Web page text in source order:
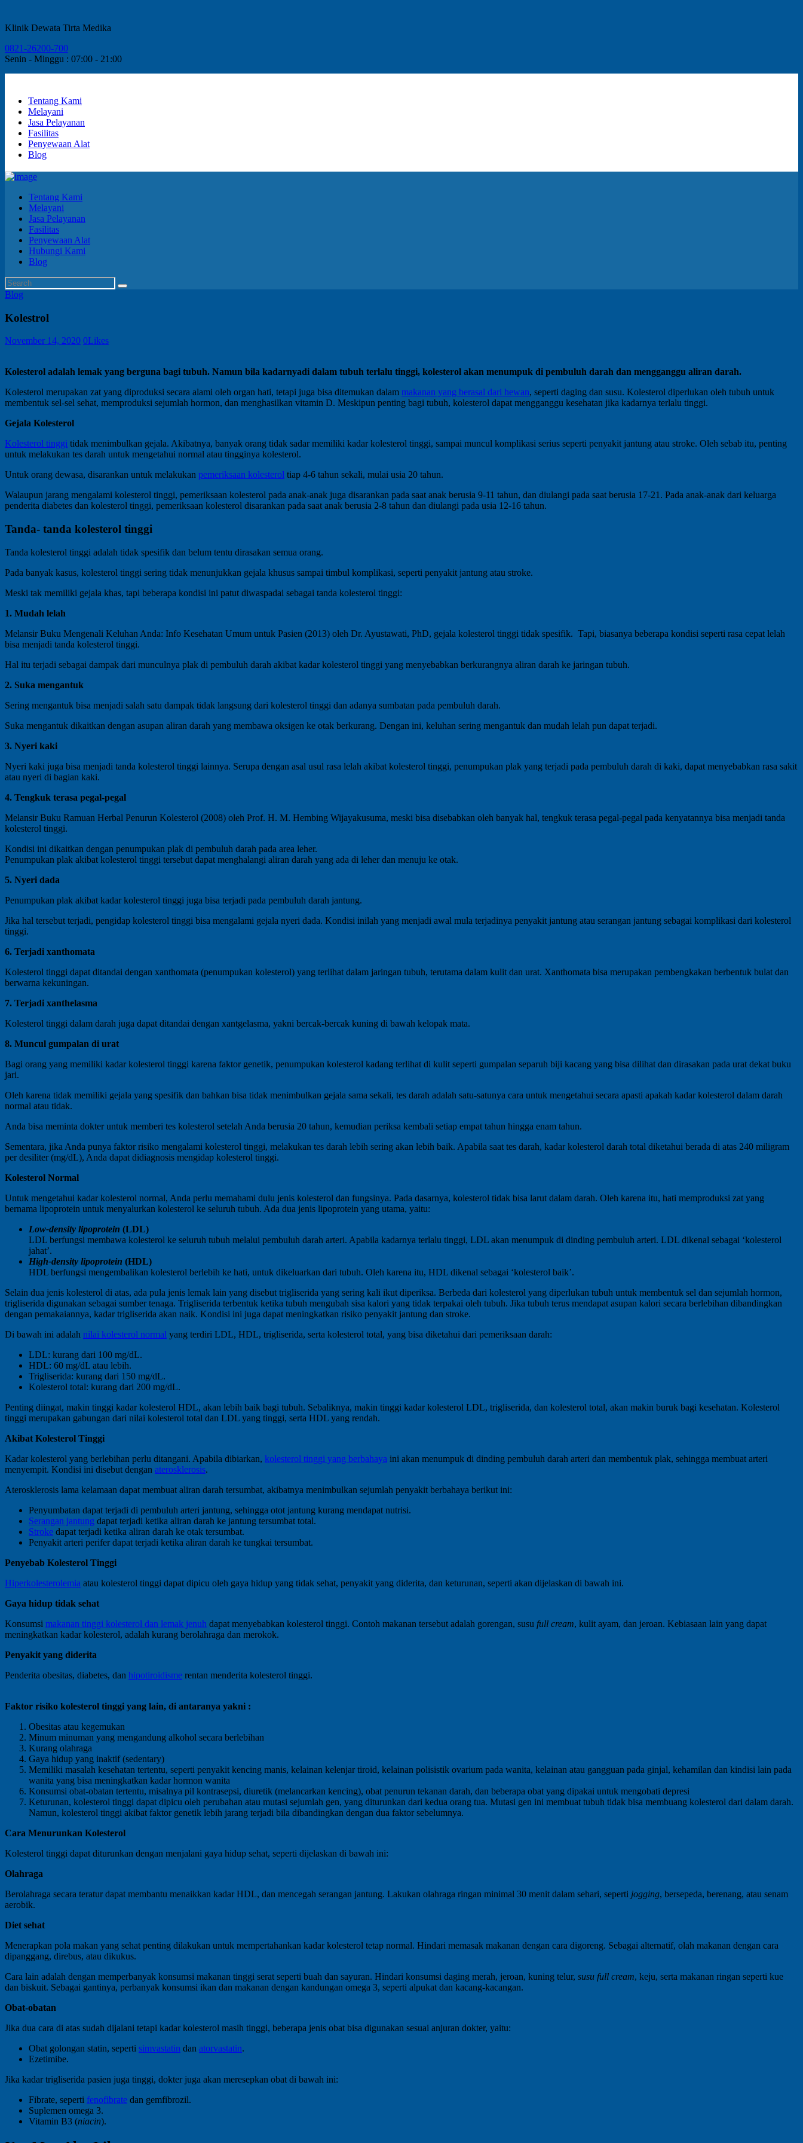
Klinik Dewata Tirta Medika
0821-26200-700
Senin - Minggu : 07:00 - 21:00
Tentang Kami
Melayani
Jasa Pelayanan
Fasilitas
Penyewaan Alat
Blog
Tentang Kami
Melayani
Jasa Pelayanan
Fasilitas
Penyewaan Alat
Hubungi Kami
Blog
Blog
Kolestrol
November 14, 2020 0Likes
Kolesterol adalah lemak yang berguna bagi tubuh. Namun bila kadarnyadi dalam tubuh terlalu tinggi, kolesterol akan menumpuk di pembuluh darah dan mengganggu aliran darah.
Kolesterol merupakan zat yang diproduksi secara alami oleh organ hati, tetapi juga bisa ditemukan dalam makanan yang berasal dari hewan, seperti daging dan susu. Kolesterol diperlukan oleh tubuh untuk
membentuk sel-sel sehat, memproduksi sejumlah hormon, dan menghasilkan vitamin D. Meskipun penting bagi tubuh, kolesterol dapat mengganggu kesehatan jika kadarnya terlalu tinggi.
Gejala Kolesterol
Kolesterol tinggi tidak menimbulkan gejala. Akibatnya, banyak orang tidak sadar memiliki kadar kolesterol tinggi, sampai muncul komplikasi serius seperti penyakit jantung atau stroke. Oleh sebab itu, penting
untuk melakukan tes darah untuk mengetahui normal atau tingginya kolesterol.
Untuk orang dewasa, disarankan untuk melakukan pemeriksaan kolesterol tiap 4-6 tahun sekali, mulai usia 20 tahun.
Walaupun jarang mengalami kolesterol tinggi, pemeriksaan kolesterol pada anak-anak juga disarankan pada saat anak berusia 9-11 tahun, dan diulangi pada saat berusia 17-21. Pada anak-anak dari keluarga
penderita diabetes dan kolesterol tinggi, pemeriksaan kolesterol disarankan pada saat anak berusia 2-8 tahun dan diulangi pada usia 12-16 tahun.
Tanda- tanda kolesterol tinggi
Tanda kolesterol tinggi adalah tidak spesifik dan belum tentu dirasakan semua orang.
Pada banyak kasus, kolesterol tinggi sering tidak menunjukkan gejala khusus sampai timbul komplikasi, seperti penyakit jantung atau stroke.
Meski tak memiliki gejala khas, tapi beberapa kondisi ini patut diwaspadai sebagai tanda kolesterol tinggi:
1. Mudah lelah
Melansir Buku Mengenali Keluhan Anda: Info Kesehatan Umum untuk Pasien (2013) oleh Dr. Ayustawati, PhD, gejala kolesterol tinggi tidak spesifik. Tapi, biasanya beberapa kondisi seperti rasa cepat lelah
bisa menjadi tanda kolesterol tinggi.
Hal itu terjadi sebagai dampak dari munculnya plak di pembuluh darah akibat kadar kolesterol tinggi yang menyebabkan berkurangnya aliran darah ke jaringan tubuh.
2. Suka mengantuk
Sering mengantuk bisa menjadi salah satu dampak tidak langsung dari kolesterol tinggi dan adanya sumbatan pada pembuluh darah.
Suka mengantuk dikaitkan dengan asupan aliran darah yang membawa oksigen ke otak berkurang. Dengan ini, keluhan sering mengantuk dan mudah lelah pun dapat terjadi.
3. Nyeri kaki
Nyeri kaki juga bisa menjadi tanda kolesterol tinggi lainnya. Serupa dengan asal usul rasa lelah akibat kolesterol tinggi, penumpukan plak yang terjadi pada pembuluh darah di kaki, dapat menyebabkan rasa sakit
atau nyeri di bagian kaki.
4. Tengkuk terasa pegal-pegal
Melansir Buku Ramuan Herbal Penurun Kolesterol (2008) oleh Prof. H. M. Hembing Wijayakusuma, meski bisa disebabkan oleh banyak hal, tengkuk terasa pegal-pegal pada kenyatannya bisa menjadi tanda
kolesterol tinggi.
Kondisi ini dikaitkan dengan penumpukan plak di pembuluh darah pada area leher.
Penumpukan plak akibat kolesterol tinggi tersebut dapat menghalangi aliran darah yang ada di leher dan menuju ke otak.
5. Nyeri dada
Penumpukan plak akibat kadar kolesterol tinggi juga bisa terjadi pada pembuluh darah jantung.
Jika hal tersebut terjadi, pengidap kolesterol tinggi bisa mengalami gejala nyeri dada. Kondisi inilah yang menjadi awal mula terjadinya penyakit jantung atau serangan jantung sebagai komplikasi dari kolesterol
tinggi.
6. Terjadi xanthomata
Kolesterol tinggi dapat ditandai dengan xanthomata (penumpukan kolesterol) yang terlihat dalam jaringan tubuh, terutama dalam kulit dan urat. Xanthomata bisa merupakan pembengkakan berbentuk bulat dan
berwarna kekuningan.
7. Terjadi xanthelasma
Kolesterol tinggi dalam darah juga dapat ditandai dengan xantgelasma, yakni bercak-bercak kuning di bawah kelopak mata.
8. Muncul gumpalan di urat
Bagi orang yang memiliki kadar kolesterol tinggi karena faktor genetik, penumpukan kolesterol kadang terlihat di kulit seperti gumpalan separuh biji kacang yang bisa dilihat dan dirasakan pada urat dekat buku
jari.
Oleh karena tidak memiliki gejala yang spesifik dan bahkan bisa tidak menimbulkan gejala sama sekali, tes darah adalah satu-satunya cara untuk mengetahui secara apasti apakah kadar kolesterol dalam darah
normal atau tidak.
Anda bisa meminta dokter untuk memberi tes kolesterol setelah Anda berusia 20 tahun, kemudian periksa kembali setiap empat tahun hingga enam tahun.
Sementara, jika Anda punya faktor risiko mengalami kolesterol tinggi, melakukan tes darah lebih sering akan lebih baik. Apabila saat tes darah, kadar kolesterol darah total diketahui berada di atas 240 miligram
per desiliter (mg/dL), Anda dapat didiagnosis mengidap kolesterol tinggi.
Kolesterol Normal
Untuk mengetahui kadar kolesterol normal, Anda perlu memahami dulu jenis kolesterol dan fungsinya. Pada dasarnya, kolesterol tidak bisa larut dalam darah. Oleh karena itu, hati memproduksi zat yang
bernama lipoprotein untuk menyalurkan kolesterol ke seluruh tubuh. Ada dua jenis lipoprotein yang utama, yaitu:
Low-density lipoprotein (LDL)
LDL berfungsi membawa kolesterol ke seluruh tubuh melalui pembuluh darah arteri. Apabila kadarnya terlalu tinggi, LDL akan menumpuk di dinding pembuluh arteri. LDL dikenal sebagai ‘kolesterol
jahat’.
High-density lipoprotein (HDL)
HDL berfungsi mengembalikan kolesterol berlebih ke hati, untuk dikeluarkan dari tubuh. Oleh karena itu, HDL dikenal sebagai ‘kolesterol baik’.
Selain dua jenis kolesterol di atas, ada pula jenis lemak lain yang disebut trigliserida yang sering kali ikut diperiksa. Berbeda dari kolesterol yang diperlukan tubuh untuk membentuk sel dan sejumlah hormon,
trigliserida digunakan sebagai sumber tenaga. Trigliserida terbentuk ketika tubuh mengubah sisa kalori yang tidak terpakai oleh tubuh. Jika tubuh terus mendapat asupan kalori secara berlebihan dibandingkan
dengan pemakaiannya, kadar trigliserida akan naik. Kondisi ini juga dapat meningkatkan risiko penyakit jantung dan stroke.
Di bawah ini adalah nilai kolesterol normal yang terdiri LDL, HDL, trigliserida, serta kolesterol total, yang bisa diketahui dari pemeriksaan darah:
LDL: kurang dari 100 mg/dL.
HDL: 60 mg/dL atau lebih.
Trigliserida: kurang dari 150 mg/dL.
Kolesterol total: kurang dari 200 mg/dL.
Penting diingat, makin tinggi kadar kolesterol HDL, akan lebih baik bagi tubuh. Sebaliknya, makin tinggi kadar kolesterol LDL, trigliserida, dan kolesterol total, akan makin buruk bagi kesehatan. Kolesterol
tinggi merupakan gabungan dari nilai kolesterol total dan LDL yang tinggi, serta HDL yang rendah.
Akibat Kolesterol Tinggi
Kadar kolesterol yang berlebihan perlu ditangani. Apabila dibiarkan, kolesterol tinggi yang berbahaya ini akan menumpuk di dinding pembuluh darah arteri dan membentuk plak, sehingga membuat arteri
menyempit. Kondisi ini disebut dengan aterosklerosis.
Aterosklerosis lama kelamaan dapat membuat aliran darah tersumbat, akibatnya menimbulkan sejumlah penyakit berbahaya berikut ini:
Penyumbatan dapat terjadi di pembuluh arteri jantung, sehingga otot jantung kurang mendapat nutrisi.
Serangan jantung dapat terjadi ketika aliran darah ke jantung tersumbat total.
Stroke dapat terjadi ketika aliran darah ke otak tersumbat.
Penyakit arteri perifer dapat terjadi ketika aliran darah ke tungkai tersumbat.
Penyebab Kolesterol Tinggi
Hiperkolesterolemia atau kolesterol tinggi dapat dipicu oleh gaya hidup yang tidak sehat, penyakit yang diderita, dan keturunan, seperti akan dijelaskan di bawah ini.
Gaya hidup tidak sehat
Konsumsi makanan tinggi kolesterol dan lemak jenuh dapat menyebabkan kolesterol tinggi. Contoh makanan tersebut adalah gorengan, susu full cream, kulit ayam, dan jeroan. Kebiasaan lain yang dapat
meningkatkan kadar kolesterol, adalah kurang berolahraga dan merokok.
Penyakit yang diderita
Penderita obesitas, diabetes, dan hipotiroidisme rentan menderita kolesterol tinggi.
Faktor risiko kolesterol tinggi yang lain, di antaranya yakni :
Obesitas atau kegemukan
Minum minuman yang mengandung alkohol secara berlebihan
Kurang olahraga
Gaya hidup yang inaktif (sedentary)
Memiliki masalah kesehatan tertentu, seperti penyakit kencing manis, kelainan kelenjar tiroid, kelainan polisistik ovarium pada wanita, kelainan atau gangguan pada ginjal, kehamilan dan kindisi lain pada
wanita yang bisa meningkatkan kadar hormon wanita
Konsumsi obat-obatan tertentu, misalnya pil kontrasepsi, diuretik (melancarkan kencing), obat penurun tekanan darah, dan beberapa obat yang dipakai untuk mengobati depresi
Keturunan, kolesterol tinggi dapat dipicu oleh perubahan atau mutasi sejumlah gen, yang diturunkan dari kedua orang tua. Mutasi gen ini membuat tubuh tidak bisa membuang kolesterol dari dalam darah.
Namun, kolesterol tinggi akibat faktor genetik lebih jarang terjadi bila dibandingkan dengan dua faktor sebelumnya.
Cara Menurunkan Kolesterol
Kolesterol tinggi dapat diturunkan dengan menjalani gaya hidup sehat, seperti dijelaskan di bawah ini:
Olahraga
Berolahraga secara teratur dapat membantu menaikkan kadar HDL, dan mencegah serangan jantung. Lakukan olahraga ringan minimal 30 menit dalam sehari, seperti jogging, bersepeda, berenang, atau senam
aerobik.
Diet sehat
Menerapkan pola makan yang sehat penting dilakukan untuk mempertahankan kadar kolesterol tetap normal. Hindari memasak makanan dengan cara digoreng. Sebagai alternatif, olah makanan dengan cara
dipanggang, direbus, atau dikukus.
Cara lain adalah dengan memperbanyak konsumsi makanan tinggi serat seperti buah dan sayuran. Hindari konsumsi daging merah, jeroan, kuning telur, susu full cream, keju, serta makanan ringan seperti kue
dan biskuit. Sebagai gantinya, perbanyak konsumsi ikan dan makanan dengan kandungan omega 3, seperti alpukat dan kacang-kacangan.
Obat-obatan
Jika dua cara di atas sudah dijalani tetapi kadar kolesterol masih tinggi, beberapa jenis obat bisa digunakan sesuai anjuran dokter, yaitu:
Obat golongan statin, seperti simvastatin dan atorvastatin.
Ezetimibe.
Jika kadar trigliserida pasien juga tinggi, dokter juga akan meresepkan obat di bawah ini:
Fibrate, seperti fenofibrate dan gemfibrozil.
Suplemen omega 3.
Vitamin B3 (niacin).